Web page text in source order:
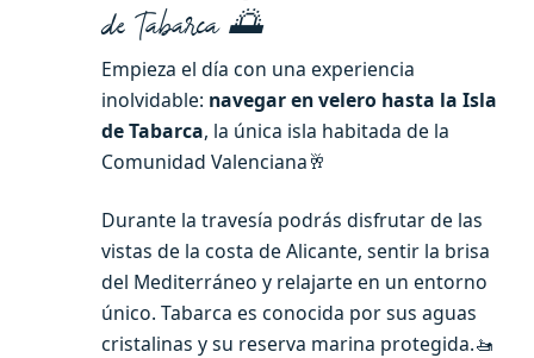
de Tabarca 🌅
Empieza el día con una experiencia
inolvidable: navegar en velero hasta la Isla
de Tabarca, la única isla habitada de la
Comunidad Valenciana🥂
Durante la travesía podrás disfrutar de las
vistas de la costa de Alicante, sentir la brisa
del Mediterráneo y relajarte en un entorno
único. Tabarca es conocida por sus aguas
cristalinas y su reserva marina protegida.🚤